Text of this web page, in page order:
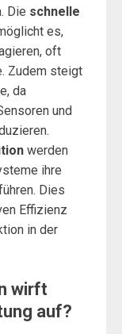
Die schnelle
es,
oft
Zudem steigt
da
und
werden
ihre
Dies
Effizienz
in der
wirft
auf?